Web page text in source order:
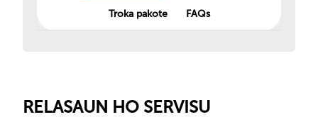
Troka pakote FAQs
RELASAUN HO SERVISU